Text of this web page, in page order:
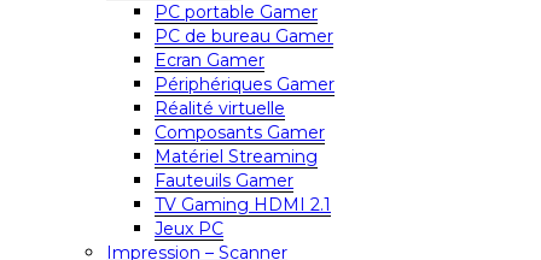
PC portable Gamer
PC de bureau Gamer
Ecran Gamer
Périphériques Gamer
Réalité virtuelle
Composants Gamer
Matériel Streaming
Fauteuils Gamer
TV Gaming HDMI 2.1
Jeux PC
Impression – Scanner